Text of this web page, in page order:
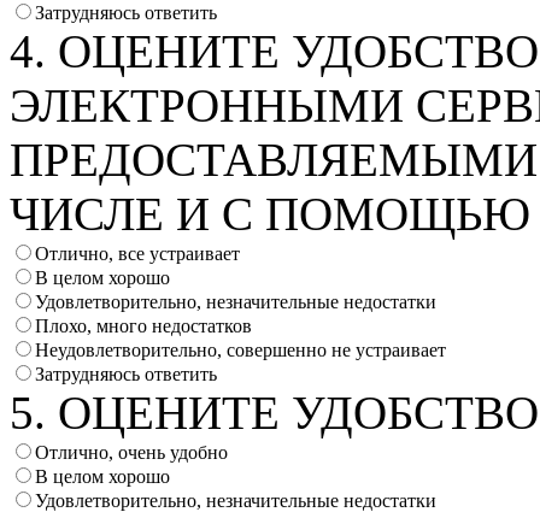
Затрудняюсь ответить
4. ОЦЕНИТЕ
ЭЛЕКТРОННЫМИ
ЧИСЛЕ И С ПОМОЩЬЮ
Отлично, все устраивает
В целом хорошо
Удовлетворительно, незначительные недостатки
Плохо, много недостатков
Неудовлетворительно, совершенно не устраивает
Затрудняюсь ответить
5. ОЦЕНИТЕ
Отлично, очень удобно
В целом хорошо
Удовлетворительно, незначительные недостатки